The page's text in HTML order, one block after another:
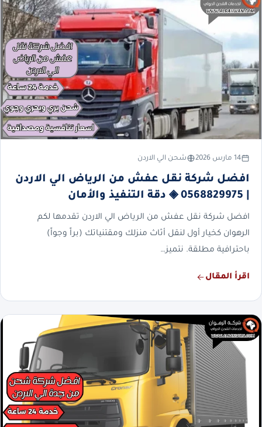
14 مارس 2026 شحن الي الاردن
افضل شركة نقل عفش من الرياض الي الاردن
افضل شركة نقل عفش من الرياض الي الاردن تقدمها لكم
الرهوان كخيار أول لنقل أثاث منزلك ومقتنياتك (براً وجواً)
باحترافية مطلقة. نتميز…
اقرأ المقال